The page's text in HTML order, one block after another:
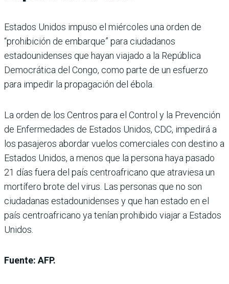
Estados Unidos impuso el miércoles una orden de
“prohibición de embarque” para ciudadanos
estadounidenses que hayan viajado a la República
Democrática del Congo, como parte de un esfuerzo
para impedir la propagación del ébola.
La orden de los Centros para el Control y la Prevención
de Enfermedades de Estados Unidos, CDC, impedirá a
los pasajeros abordar vuelos comerciales con destino a
Estados Unidos, a menos que la persona haya pasado
21 días fuera del país centroafricano que atraviesa un
mortífero brote del virus. Las personas que no son
ciudadanas estadounidenses y que han estado en el
país centroafricano ya tenían prohibido viajar a Estados
Unidos.
Fuente: AFP.